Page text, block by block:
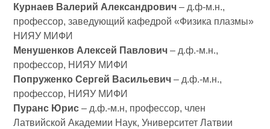
Курнаев Валерий Александрович – д.ф-м.н.,
профессор, заведующий кафедрой «Физика плазмы»
НИЯУ МИФИ
Менушенков Алексей Павлович – д.ф.-м.н.,
профессор, НИЯУ МИФИ
Попруженко Сергей Васильевич– д.ф.-м.н.,
профессор, НИЯУ МИФИ
Пуранс Юрис – д.ф.-м.н, профессор, член
Латвийской Академии Наук, Университет Латвии